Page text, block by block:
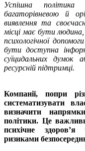
Успішна
багаторівневою й
виявлення та
місці має бути
психологічної
бути доступна
суїцидальних думок
ресурсній підтримці.
Компанії, попри
систематизувати
визначити
політики. Це
психічне здоров’я
ризиками